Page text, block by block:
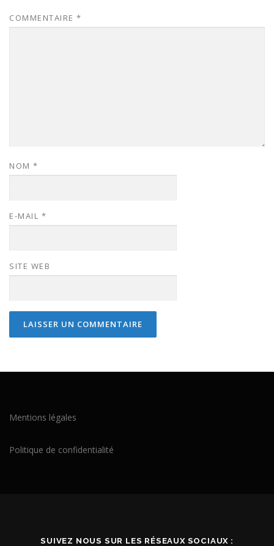
COMMENTAIRE *
NOM *
E-MAIL *
SITE WEB
Mentions légales
Politique de confidentialité
SUIVEZ NOUS SUR LES RÉSEAUX SOCIAUX :